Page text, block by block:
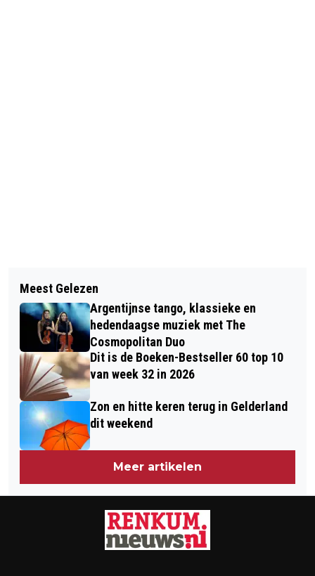
GRATIS JE TUIN VERGROENEN?
MEERBOMEN.NU DEELT BOMEN EN
STRUIKEN UIT
GFT-AFVAL WORDT VANAF 2026 IN
JANUARI, FEBRUARI EN DECEMBER
EENS PER MAAND OPGEHAALD
Meest Gelezen
Argentijnse tango, klassieke en
hedendaagse muziek met The
Cosmopolitan Duo
Dit is de Boeken-Bestseller 60 top 10
van week 32 in 2026
Zon en hitte keren terug in Gelderland
dit weekend
Meer artikelen